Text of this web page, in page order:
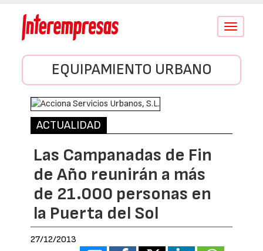
Conmutar
EQUIPAMIENTO URBANO
ACTUALIDAD
Las Campanadas de Fin
de Año reunirán a más
de 21.000 personas en
la Puerta del Sol
27/12/2013